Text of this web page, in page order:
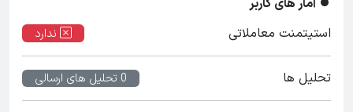
آمار های کاربر
استیتمنت معاملاتی
ندارد
تحلیل ها 0 تحلیل های ارسالی